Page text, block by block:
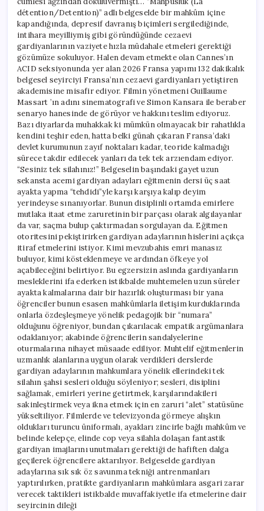
détention/Detention)” adlı belgeselde bir mahkûm içine
kapandığında, depresif davranış biçimleri sergilediğinde,
intihara meyilliymiş gibi göründüğünde cezaevi
gardiyanlarının vaziyete hızla müdahale etmeleri gerektiği
gözümüze sokuluyor. Halen devam etmekte olan Cannes’ın
ACID seksiyonunda yer alan 2026 Fransa yapımı 132 dakikalık
belgesel seyirciyi Fransa’nın cezaevi gardiyanları yetiştiren
akademisine misafir ediyor. Filmin yönetmeni Guillaume
Massart ’ın adını sinematografi ve Simon Kansara ile beraber
senaryo hanesinde de görüyor ve hakkını teslim ediyoruz.
Bazı diyarlarda muhakkak ki mümkün olmayacak bir rahatlıkla
kendini teşhir eden, hatta belki günah çıkaran Fransa’daki
devlet kurumunun zayıf noktaları kadar, teoride kalmadığı
sürece takdir edilecek yanları da tek tek arzıendam ediyor.
“Sesiniz tek silahınız!” Belgeselin başındaki gayet uzun
sekansta acemi gardiyan adayları eğitmenin dersi üç saat
ayakta yapma “tehdidi”yle karşı karşıya kalıp deyim
yerindeyse sınanıyorlar. Bunun disiplinli ortamda emirlere
mutlaka itaat etme zaruretinin bir parçası olarak algılayanlar
da var, saçma bulup çaktırmadan sorgulayan da. Eğitmen
otoritesini pekiştirirken gardiyan adaylarının hislerini açıkça
itiraf etmelerini istiyor. Kimi mevzubahis emri manasız
buluyor, kimi kösteklenmeye ve ardından öfkeye yol
açabileceğini belirtiyor. Bu egzersizin aslında gardiyanların
mesleklerini ifa ederken istikbalde muhtemelen uzun süreler
ayakta kalmalarına dair bir hazırlık oluşturması bir yana
öğrenciler bunun esasen mahkûmlarla iletişim kurduklarında
onlarla özdeşleşmeye yönelik pedagojik bir “numara”
olduğunu öğreniyor, bundan çıkarılacak empatik argümanlara
odaklanıyor; akabinde öğrencilerin sandalyelerine
oturmalarına nihayet müsaade ediliyor. Muhtelif eğitmenlerin
uzmanlık alanlarına uygun olarak verdikleri derslerde
gardiyan adaylarının mahkumlara yönelik ellerindeki tek
silahın şahsi sesleri olduğu söyleniyor; sesleri, disiplini
sağlamak, emirleri yerine getirtmek, karşılarındakileri
sakinleştirmek veya ikna etmek için en zaruri “alet” statüsüne
yükseltiliyor. Filmlerde ve televizyonda görmeye alışkın
oldukları turuncu üniformalı, ayakları zincirle bağlı mahkûm ve
belinde kelepçe, elinde cop veya silahla dolaşan fantastik
gardiyan imajlarını unutmaları gerektiği de hafiften dalga
geçilerek öğrencilere aktarılıyor. Belgeselde gardiyan
adaylarına sık sık öz savunma tekniği antrenmanları
yaptırılırken, pratikte gardiyanların mahkûmlara asgari zarar
verecek taktikleri istikbalde muvaffakiyetle ifa etmelerine dair
seyircinin dileği